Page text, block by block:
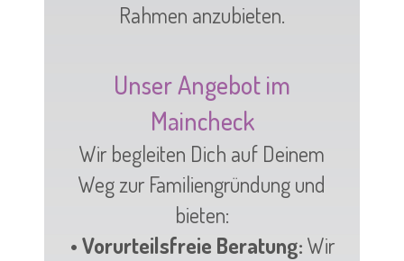
Rahmen anzubieten.
Unser Angebot im
Maincheck
Wir begleiten Dich auf Deinem
Weg zur Familiengründung und
bieten:
• Vorurteilsfreie Beratung:Wir